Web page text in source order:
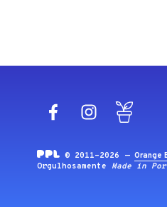
Facebook
© 2011-2026 —Orange
Orgulhosamente Made in